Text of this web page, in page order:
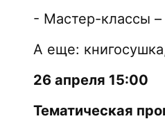
- Мастер-классы –
А еще:
26 апреля 15:00
Тематическая